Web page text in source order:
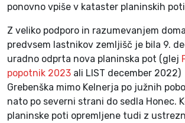
ponovno vpiše v kataster planinskih
Z veliko podporo in razumevanjem
predvsem lastnikov zemljišč je bila 9.
uradno odprta nova planinska pot (glej
popotnik 2023 ali LIST december
Grebenška mimo Kelnerja po južnih
nato po severni strani do sedla Honec.
planinske poti opremljene tudi z